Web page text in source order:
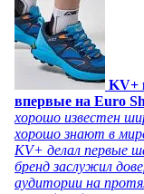
KV+
впервые на Euro
хорошо известен
хорошо знают в
KV+ делал первые
бренд заслужил
аудитории на